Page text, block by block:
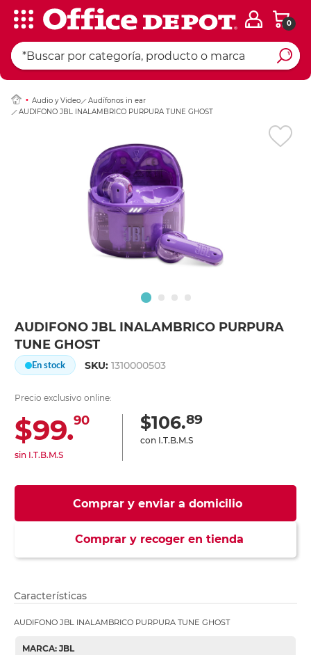
0
Audio y Video
Audífonos in ear
AUDIFONO JBL INALAMBRICO PURPURA TUNE GHOST
AUDIFONO JBL INALAMBRICO PURPURA
TUNE GHOST
En stock SKU:1310000503
Precio exclusivo online:
$99.90
sin I.T.B.M.S
$106.89
con I.T.B.M.S
Comprar y enviar a domicilio
Comprar y recoger en tienda
Ingresar Codigo
Características
AUDIFONO JBL INALAMBRICO PURPURA TUNE GHOST
MARCA: JBL